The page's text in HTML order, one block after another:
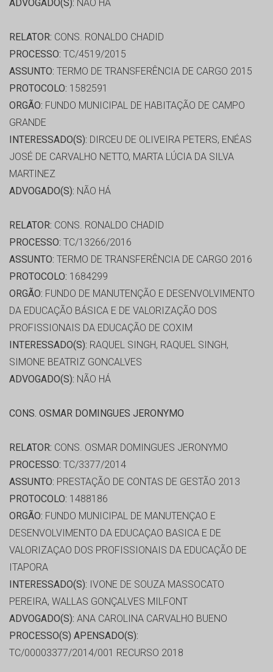
ADVOGADO(S): NÃO HÁ
RELATOR: CONS. RONALDO CHADID
PROCESSO: TC/4519/2015
ASSUNTO: TERMO DE TRANSFERÊNCIA DE CARGO 2015
PROTOCOLO: 1582591
ORGÃO: FUNDO MUNICIPAL DE HABITAÇÃO DE CAMPO
GRANDE
INTERESSADO(S): DIRCEU DE OLIVEIRA PETERS, ENÉAS
JOSÉ DE CARVALHO NETTO, MARTA LÚCIA DA SILVA
MARTINEZ
ADVOGADO(S): NÃO HÁ
RELATOR: CONS. RONALDO CHADID
PROCESSO: TC/13266/2016
ASSUNTO: TERMO DE TRANSFERÊNCIA DE CARGO 2016
PROTOCOLO: 1684299
ORGÃO: FUNDO DE MANUTENÇÃO E DESENVOLVIMENTO
DA EDUCAÇÃO BÁSICA E DE VALORIZAÇÃO DOS
PROFISSIONAIS DA EDUCAÇÃO DE COXIM
INTERESSADO(S): RAQUEL SINGH, RAQUEL SINGH,
SIMONE BEATRIZ GONCALVES
ADVOGADO(S): NÃO HÁ
CONS. OSMAR DOMINGUES JERONYMO
RELATOR: CONS. OSMAR DOMINGUES JERONYMO
PROCESSO: TC/3377/2014
ASSUNTO: PRESTAÇÃO DE CONTAS DE GESTÃO 2013
PROTOCOLO: 1488186
ORGÃO: FUNDO MUNICIPAL DE MANUTENÇAO E
DESENVOLVIMENTO DA EDUCAÇAO BASICA E DE
VALORIZAÇAO DOS PROFISSIONAIS DA EDUCAÇÃO DE
ITAPORA
INTERESSADO(S): IVONE DE SOUZA MASSOCATO
PEREIRA, WALLAS GONÇALVES MILFONT
ADVOGADO(S): ANA CAROLINA CARVALHO BUENO
PROCESSO(S) APENSADO(S):
TC/00003377/2014/001 RECURSO 2018